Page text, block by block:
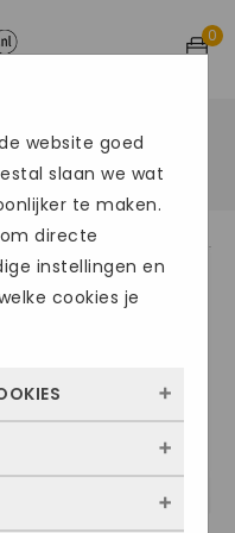
0
/
Size Chart
website goed
slaan we wat
te maken.
directe
instellingen en
cookies je
dat de website
Meestal
vaak onze